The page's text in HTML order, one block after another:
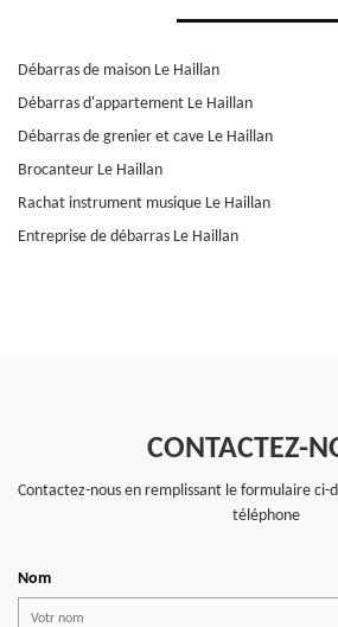
Débarras de maison Le Haillan
Débarras d'appartement Le Haillan
Débarras de grenier et cave Le Haillan
Brocanteur Le Haillan
Rachat instrument musique Le Haillan
Entreprise de débarras Le Haillan
CONTACTEZ-
Contactez-nous en remplissant le formulaire ci-
téléphone
Nom